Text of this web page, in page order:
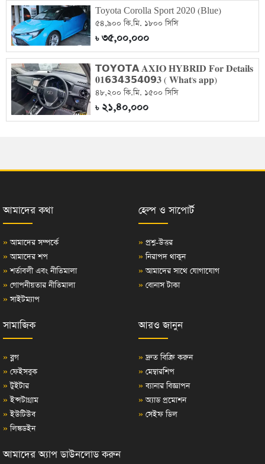
Toyota Corolla Sport 2020 (Blue)
৫৪,৯০০ কি.মি. ১৮০০ সিসি
৳৩৫,০০,০০০
𝗧𝗢𝗬𝗢𝗧𝗔 𝐀𝐗𝐈𝐎 𝐇𝐘𝐁𝐑𝐈𝐃 𝐅𝐨𝐫 𝐃𝐞𝐭𝐚𝐢𝐥𝐬
𝟎𝟏𝟲𝟯𝟰𝟯𝟱𝟰𝟬𝟵𝟑 ( 𝐖𝐡𝐚𝐭'𝐬 𝐚𝐩𝐩)
৪৮,২০০ কি.মি. ১৫০০ সিসি
৳২১,৪০,০০০
আমাদের কথা
» আমাদের সম্পর্কে
» আমাদের শপ
» শর্তাবলী এবং নীতিমালা
» গোপনীয়তার নীতিমালা
» সাইটম্যাপ
হেল্প ও সাপোর্ট
» প্রশ্ন-উত্তর
» নিরাপদ থাকুন
» আমাদের সাথে যোগাযোগ
» বোনাস টাকা
সামাজিক
» ব্লগ
» ফেইসবুক
» টুইটার
» ইন্সটাগ্রাম
» ইউটিউব
» লিঙ্কডইন
আরও জানুন
» দ্রুত বিক্রি করুন
» মেম্বারশিপ
» ব্যানার বিজ্ঞাপন
» অ্যাড প্রমোশন
» সেইফ ডিল
আমাদের অ্যাপ ডাউনলোড করুন